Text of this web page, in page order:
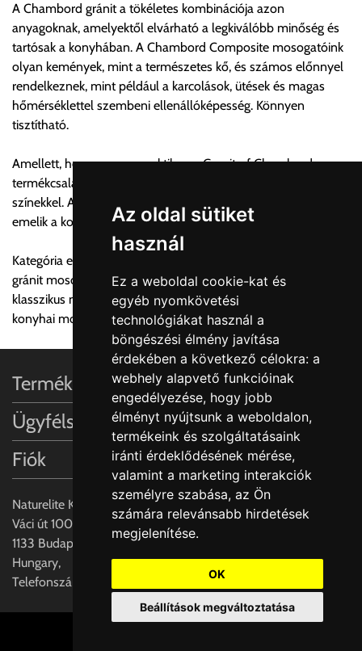
Az oldal sütiket
használ
Ez a weboldal cookie-kat és
egyéb nyomkövetési
technológiákat használ a
böngészési élmény javítása
érdekében a következő célokra: a
webhely alapvető funkcióinak
engedélyezése, hogy jobb
élményt nyújtsunk a weboldalon,
termékeink és szolgáltatásaink
iránti érdeklődésének mérése,
valamint a marketing interakciók
személyre szabása, az Ön
számára relevánsabb hirdetések
megjelenítése.
OK
Beállítások megváltoztatása
valamint az ott megadott szállítási cím alapján a központ
számolja, valamint visszaigazolja.
Az árak csak a címre való szállítást tartalmazzák
anyagmozgatás, be- illetve felszállítás nélkül.
Az árak az utánvét és értékbevallási díjat nem tartalmazzák.
1, 0-200.000 forint szállítónak fizetett vásárlási ellenérték
között az utánvét díj összege bruttó 600 forint.
2, 200.000-500.000 forint szállítónak fizetett vásárlási
ellenérték között az utánvét díj összege bruttó 1200 forint.
3, 500.000-1.000.000 forint szállítónak fizetett vásárlási
ellenérték között az utánvét díj összege bruttó 1900 forint.
Utánvét díjat csak abban az esetben fizetendő, amennyiben a
terméket a szállítónak kívánja kifizetni készpénzben. Utalásos
teljesítés esetén utánvétdíj nincs.
Értékbevallási díj:
A fuvardíj 100.000Ft-ig tartalmazza, felette minden
megkezdett 10.000Ft után 115Ft.
Egyéb információk:
A szállításkor a tehergépjármű megállását, parkolási díj esetén
annak rakodás ideig való parkolási költségét és rakodásának
feltételét a vásárlónak biztosítani kell!
Fontos tudnivaló:
A szállított árut a szállítólevél és a csomagoláson található
kódok alapján át kell venni, mennyiségükről meg kell
A Chambord gránit a tökéletes kombinációja azon
anyagoknak, amelyektől elvárható a legkiválóbb minőség és
tartósak a konyhában. A Chambord Composite mosogatóink
olyan kemények, mint a természetes kő, és számos előnnyel
rendelkeznek, mint például a karcolások, ütések és magas
hőmérséklettel szembeni ellenállóképesség. Könnyen
tisztítható.
Amellett, hogy nagyon praktikus, a Granit of Chambord
termékcsalád egy különleges design mély és intenzív
színekkel. A mosogatóink hosszú használatra készülnek, és
emelik a konyhák színvonalát.
Kategória egyéb megnevezései:
gránit mosogató, angol mosogató, rusztikus mosogató,
klasszikus mosogató, szoknyás mosogató, önálló mosogató,
konyhai mosogató
Naturelite Kft,
Váci út 100.,
1133 Budapest,
Hungary,
Telefonszám: +(36) 70-427-3837
Termékinformációk
Ügyfélszolgálat
Fiók